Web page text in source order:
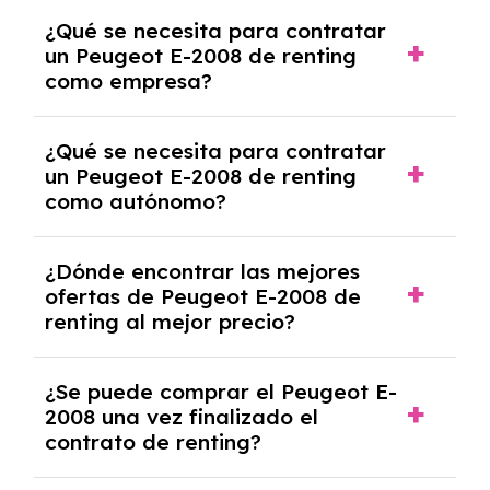
y, en algunos casos, una consulta de solvencia
crediticia y un pago inicial.
¿Qué se necesita para contratar
un Peugeot E-2008 de renting
como empresa?
documentación financiera y, en algunos
casos, un informe de solvencia de la empresa
y un pago inicial.
¿Qué se necesita para contratar
un Peugeot E-2008 de renting
como autónomo?
autónomos, justificante de ingresos y, en
algunos casos, un informe fiscal y un pago
inicial.
¿Dónde encontrar las mejores
ofertas de Peugeot E-2008 de
renting al mejor precio?
mejores ofertas de vehículos de renting con
todos los gastos incluidos y sin pagar
entradas.
¿Se puede comprar el Peugeot E-
2008 una vez finalizado el
contrato de renting?